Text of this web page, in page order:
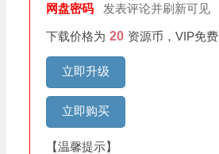
网盘密码
发表评论并刷新可见
下载价格为 20 资源币，VIP免费
立即升级
立即购买
【温馨提示】